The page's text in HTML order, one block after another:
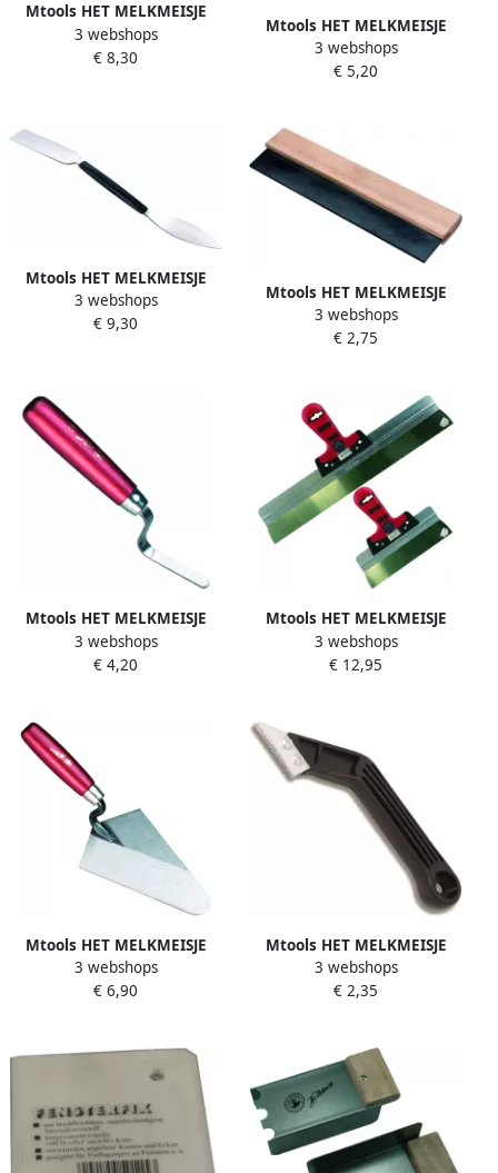
Mtools HET MELKMEISJE
Stukadoorsschopje
80x80x20 RVS |
3 webshops
€ 8,30
Mtools HET MELKMEISJE
Voegspijker hollands model
190 x 10 mm |
3 webshops
€ 5,20
Mtools HET MELKMEISJE
Paleerijzer RVS 10mm . |
3 webshops
€ 9,30
Mtools HET MELKMEISJE
Tegelwasser rubber houten
greep 300 mm |
3 webshops
€ 2,75
Mtools HET MELKMEISJE
Stootvoegspijker houten
handgreep 50x14 |
3 webshops
€ 4,20
Mtools HET MELKMEISJE
Spackmes 600mm Softgrip
alu.houder RVS |
3 webshops
€ 12,95
Mtools HET MELKMEISJE
Pleistertroffel rond RVS
140mm |
3 webshops
€ 6,90
Mtools HET MELKMEISJE
Voegkrabber kunststof met
verw. mes |
3 webshops
€ 2,35